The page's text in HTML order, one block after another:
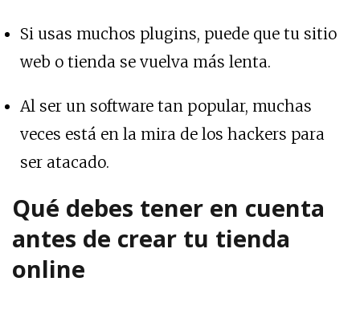
Si usas muchos plugins, puede que tu sitio
web o tienda se vuelva más lenta.
Al ser un software tan popular, muchas
veces está en la mira de los hackers para
ser atacado.
Qué debes tener en cuenta
antes de crear tu tienda
online